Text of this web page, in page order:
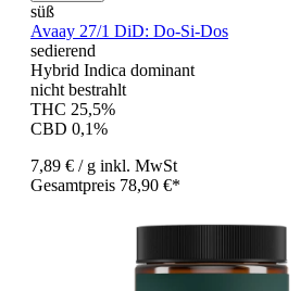
süß
Avaay 27/1 DiD: Do-Si-Dos
sedierend
Hybrid Indica dominant
nicht bestrahlt
THC 25,5%
CBD 0,1%
7,89 € / g inkl. MwSt
Gesamtpreis 78,90 €*